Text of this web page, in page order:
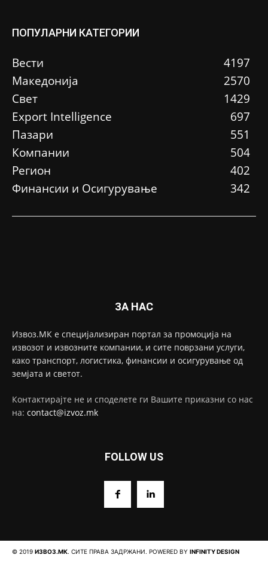
ПОПУЛАРНИ КАТЕГОРИИ
Вести
4197
Македонија
2570
Свет
1429
Еxport Intelligence
697
Пазари
551
Компании
504
Регион
402
Финансии и Осигурување
342
ЗА НАС
Извоз.МК е специјализиран портал за промоција на
извозот и извозните компании, и сите поврзани услуги,
како транспорт, логистика, финансии и осигурување од
земјата и светот.
Контактирајте не и споделете ги Вашите приказни со нас
на: contact@izvoz.mk
FOLLOW US
© 2019 ИЗВОЗ.МК. СИТЕ ПРАВА ЗАДРЖАНИ. POWERED BY INFINITY DESIGN